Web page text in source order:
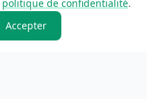
politique de confidentialité.
Accepter